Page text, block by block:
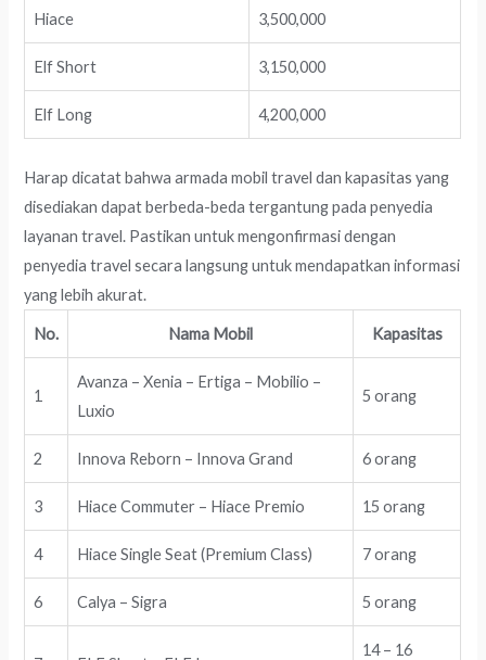
Hiace 3,500,000
Elf Short 3,150,000
Elf Long 4,200,000
Harap dicatat bahwa armada mobil travel dan kapasitas yang
disediakan dapat berbeda-beda tergantung pada penyedia
layanan travel. Pastikan untuk mengonfirmasi dengan
penyedia travel secara langsung untuk mendapatkan informasi
yang lebih akurat.
No. Nama Mobil Kapasitas
1
Avanza – Xenia – Ertiga – Mobilio –
Luxio
5 orang
2 Innova Reborn – Innova Grand 6 orang
3 Hiace Commuter – Hiace Premio 15 orang
4 Hiace Single Seat (Premium Class) 7 orang
6 Calya – Sigra 5 orang
14 – 16